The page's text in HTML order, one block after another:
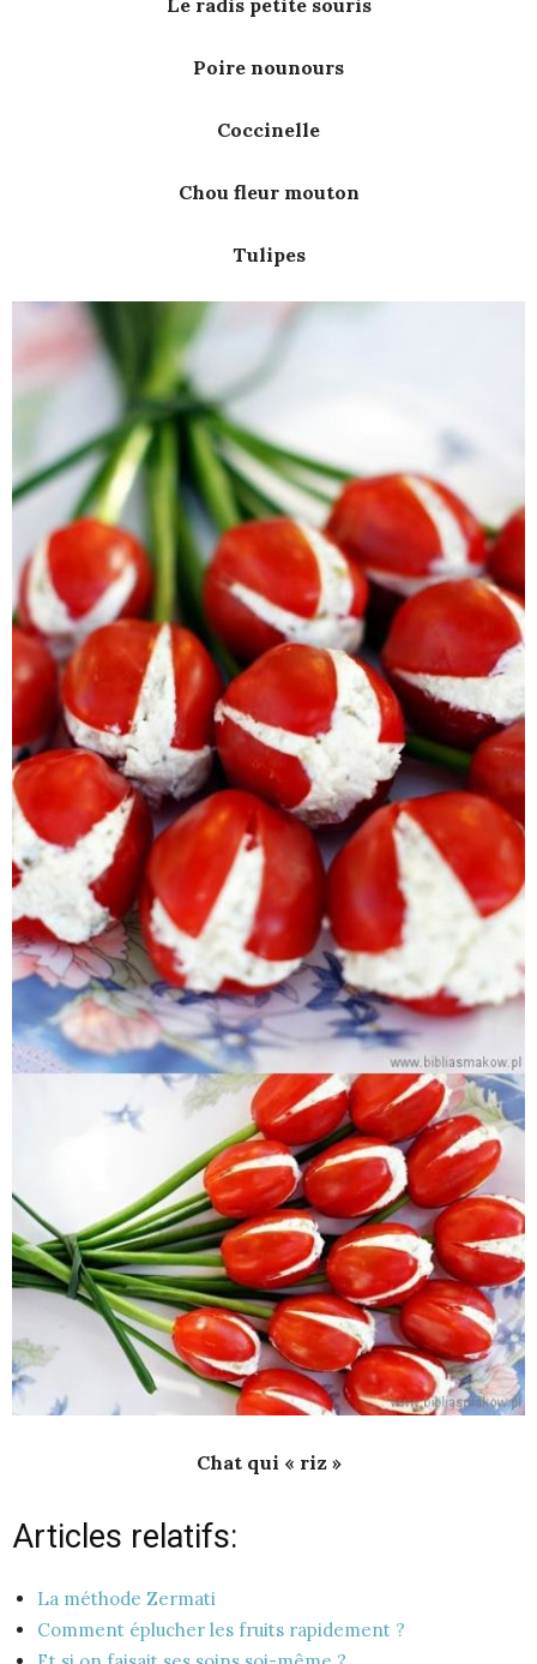
Le radis petite souris
Poire nounours
Coccinelle
Chou fleur mouton
Tulipes
Chat qui « riz »
Articles relatifs:
La méthode Zermati
Comment éplucher les fruits rapidement ?